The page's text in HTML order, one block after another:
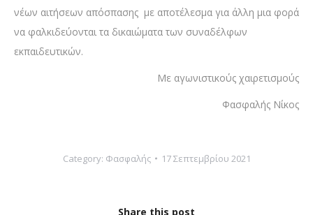
νέων αιτήσεων απόσπασης με αποτέλεσμα για άλλη μια φορά
να φαλκιδεύονται τα δικαιώματα των συναδέλφων
εκπαιδευτικών.
Με αγωνιστικούς χαιρετισμούς
Φασφαλής Νίκος
Category: Φασφαλής 17 Σεπτεμβρίου 2021
Share this post